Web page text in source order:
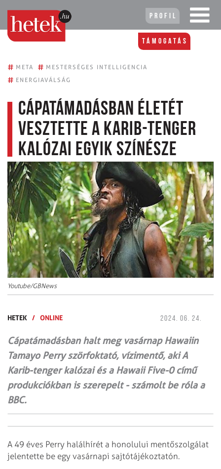
Profil
Támogatás
# META # MESTERSÉGES INTELLIGENCIA
# ENERGIAVÁLSÁG
Cápatámadásban életét
vesztette A Karib-tenger
kalózai egyik színésze
Youtube/GBNews
HETEK / ONLINE 2024. 06. 24.
Cápatámadásban halt meg vasárnap Hawaiin
Tamayo Perry szörfoktató, vízimentő, aki A
Karib-tenger kalózai és a Hawaii Five-0 című
produkciókban is szerepelt - számolt be róla a
BBC.
A 49 éves Perry halálhírét a honolului mentőszolgálat
jelentette be egy vasárnapi sajtótájékoztatón.